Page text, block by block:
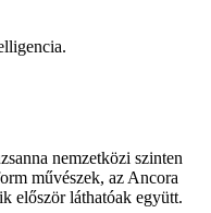
nemzetközi szinten
művészek, az Ancora
először láthatóak együtt.